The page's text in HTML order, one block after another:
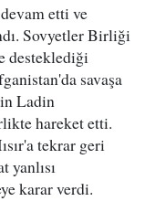
etti ve
Sovyetler Birliği
desteklediği
savaşa
Ladin
hareket etti.
tekrar geri
yanlısı
karar verdi.